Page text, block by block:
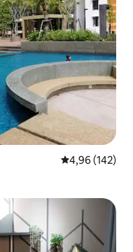
4,96 de uma
4,96 (142)